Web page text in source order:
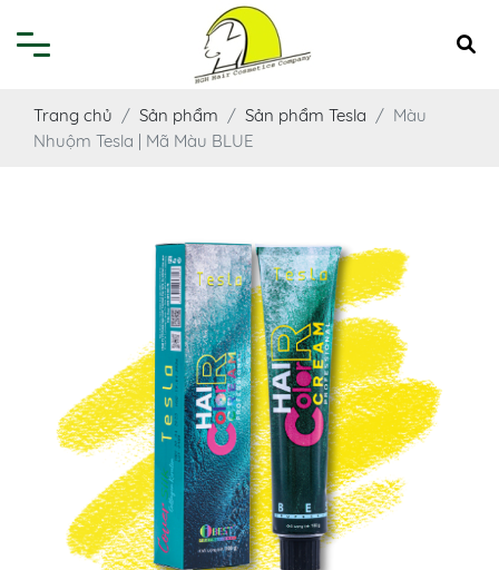
Trang chủ Sản phẩm Sản phẩm Tesla
Màu
Nhuộm Tesla | Mã Màu BLUE